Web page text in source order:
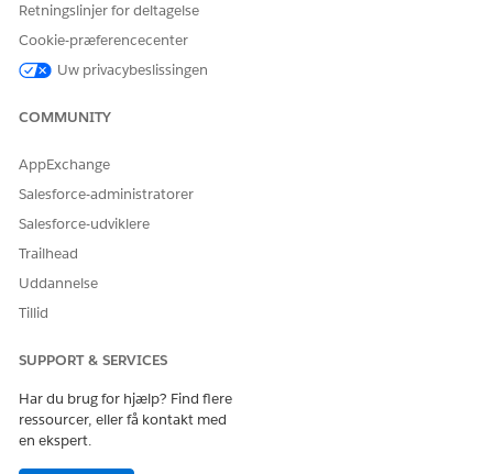
Medical-profiler har det rigtige objekt og felttilladelser til
at administrere besøgsudgifter fra Life Sciences Cloud.
Konfiguration af mobilapp til udgiftsstyring
udgiftsstyringsobjekter, og generer en metadatacache for
besøgsudgifter på Life Sciences Cloud.
Retningslinjer for deltagelse
Cookie-præferencecenter
Uw privacybeslissingen
COMMUNITY
AppExchange
Salesforce-administratorer
Salesforce-udviklere
Trailhead
Uddannelse
Tillid
SUPPORT & SERVICES
Har du brug for hjælp? Find flere
ressourcer, eller få kontakt med
en ekspert.